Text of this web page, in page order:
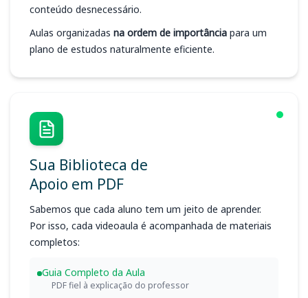
conteúdo desnecessário.
Aulas organizadas na ordem de importância para um
plano de estudos naturalmente eficiente.
Sua Biblioteca de
Apoio em PDF
Sabemos que cada aluno tem um jeito de aprender.
Por isso, cada videoaula é acompanhada de materiais
completos:
Guia Completo da Aula
PDF fiel à explicação do professor